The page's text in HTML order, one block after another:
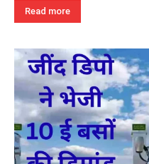
Read more